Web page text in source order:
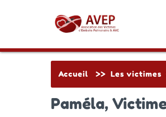
Accueil >> Les victimes
Paméla,